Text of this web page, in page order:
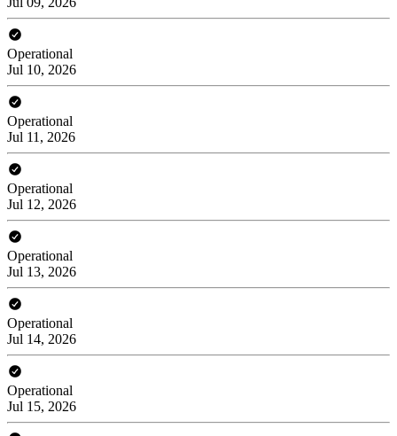
Operational
Jul 10, 2026
Operational
Jul 11, 2026
Operational
Jul 12, 2026
Operational
Jul 13, 2026
Operational
Jul 14, 2026
Operational
Jul 15, 2026